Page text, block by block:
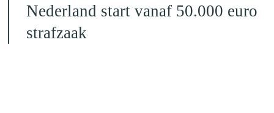
Nederland start vanaf 50.000 euro
strafzaak